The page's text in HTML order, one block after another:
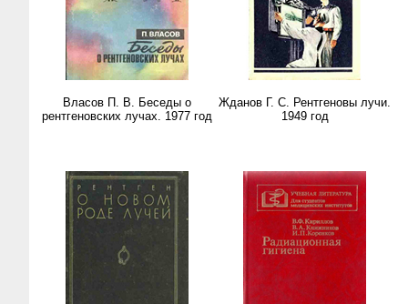
Власов П. В. Беседы о
рентгеновских лучах. 1977 год
Жданов Г. С. Рентгеновы лучи.
1949 год